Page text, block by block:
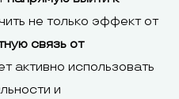
не только эффект от
связь от
активно использовать
и